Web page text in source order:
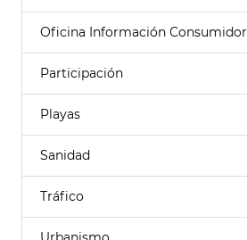
Oficina Información Consumidor
Participación
Playas
Sanidad
Tráfico